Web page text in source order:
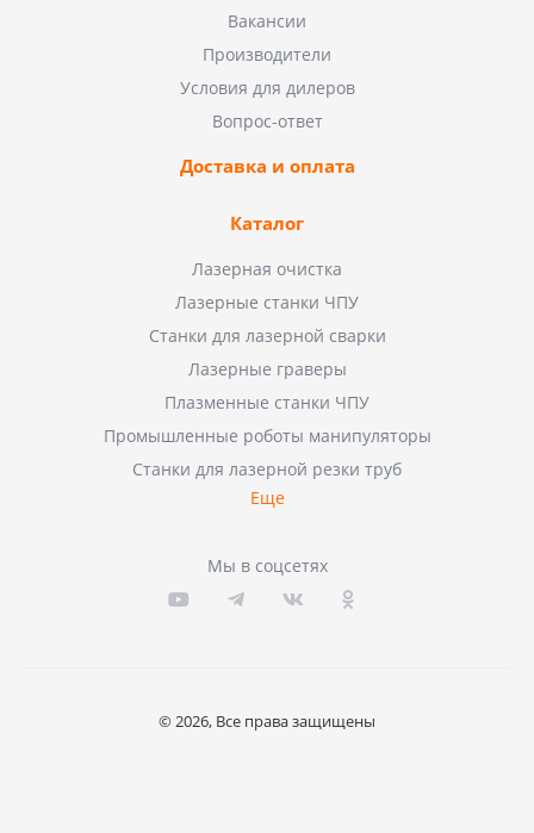
Вакансии
Производители
Условия для дилеров
Вопрос-ответ
Доставка и оплата
Каталог
Лазерная очистка
Лазерные станки ЧПУ
Станки для лазерной сварки
Лазерные граверы
Плазменные станки ЧПУ
Промышленные роботы манипуляторы
Станки для лазерной резки труб
Еще
Мы в соцсетях
© 2026, Все права защищены